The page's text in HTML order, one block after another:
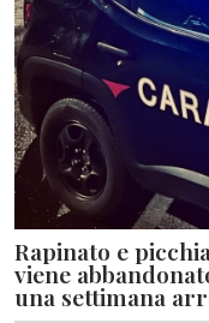
Rapinato e
viene
una settimana